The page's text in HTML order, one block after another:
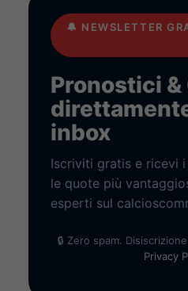
🔔 NEWSLETTER
Pronostici &
inbox
Iscriviti gratis e ricevi
le quote più
esperti sul
🔒 Zero spam.
Privacy